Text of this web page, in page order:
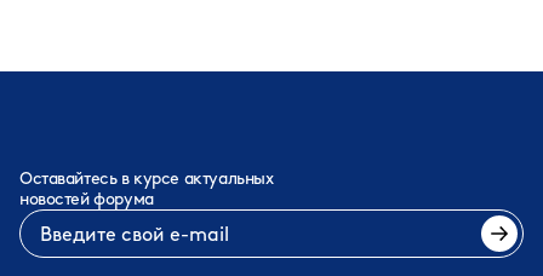
Оставайтесь в курсе актуальных
новостей форума